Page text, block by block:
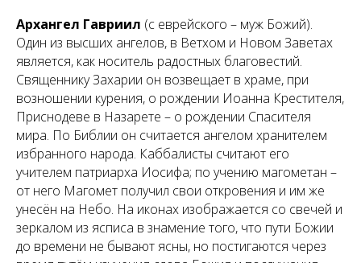
Архангел Гавриил (с еврейского – муж Божий).
Один из высших ангелов, в Ветхом и Новом Заветах
является, как носитель радостных благовестий.
Священнику Захарии он возвещает в храме, при
возношении курения, о рождении Иоанна Крестителя,
Приснодеве в Назарете – о рождении Спасителя
мира. По Библии он считается ангелом хранителем
избранного народа. Каббалисты считают его
учителем патриарха Иосифа; по учению магометан –
от него Магомет получил свои откровения и им же
унесён на Небо. На иконах изображается со свечей и
зеркалом из ясписа в знамение того, что пути Божии
до времени не бывают ясны, но постигаются через